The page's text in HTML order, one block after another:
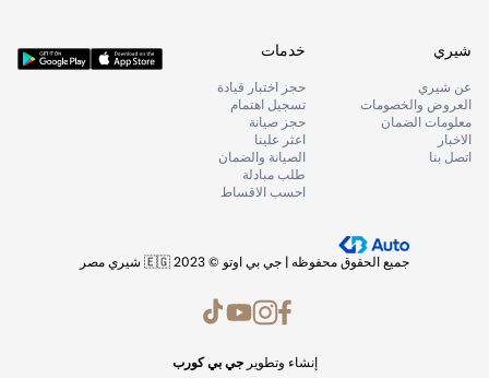
شيري
عن شيري
العروض والخصومات
معلومات الضمان
الاخبار
اتصل بنا
خدمات
حجز اختبار قيادة
تسجيل اهتمام
حجز صيانة
اعثر علينا
الصيانة والضمان
طلب مبادلة
احسب الاقساط
جميع الحقوق محفوظه | جي بي اوتو © 2023 🇪🇬 شيري مصر
إنشاء وتطويرجي بي كورب